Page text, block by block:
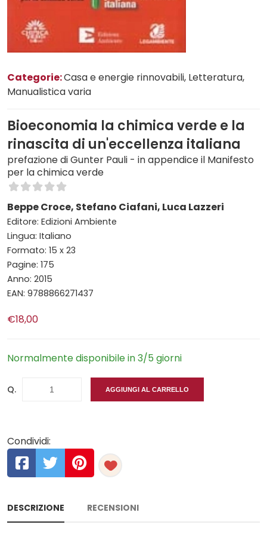
Categorie:Casa e energie rinnovabili, Letteratura,
Manualistica varia
Bioeconomia la chimica verde e la
rinascita di un'eccellenza italiana
prefazione di Gunter Pauli - in appendice il Manifesto
per la chimica verde
Beppe Croce, Stefano Ciafani, Luca Lazzeri
Editore: Edizioni Ambiente
Lingua: Italiano
Formato: 15 x 23
Pagine: 175
Anno: 2015
EAN: 9788866271437
€18,00
Normalmente disponibile in 3/5 giorni
Q. AGGIUNGI AL CARRELLO
Condividi:
DESCRIZIONE RECENSIONI